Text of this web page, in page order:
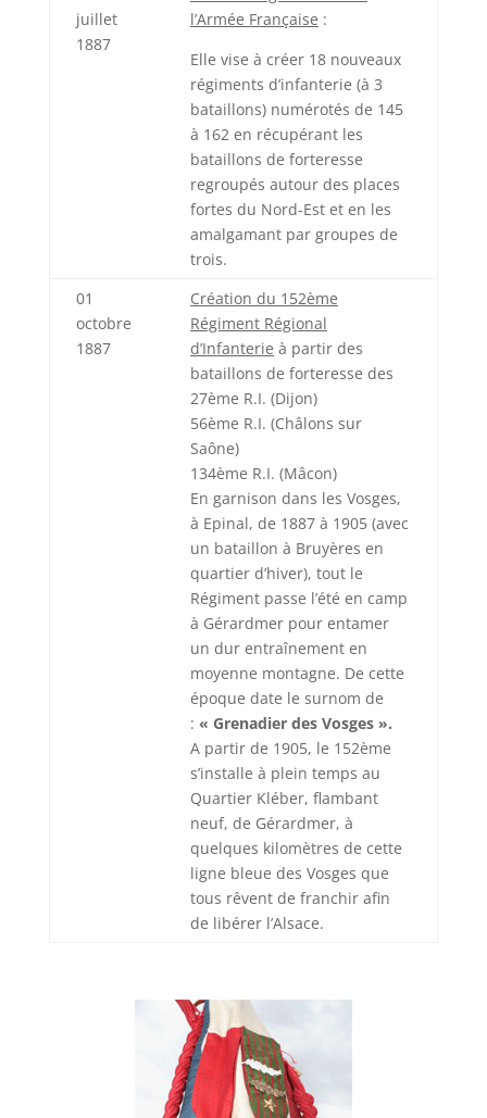
juillet
1887
l’Armée Française :
Elle vise à créer 18 nouveaux
régiments d’infanterie (à 3
bataillons) numérotés de 145
à 162 en récupérant les
bataillons de forteresse
regroupés autour des places
fortes du Nord-Est et en les
amalgamant par groupes de
trois.
01
octobre
1887
Création du 152ème
Régiment Régional
d’Infanterie à partir des
bataillons de forteresse des
27ème R.I. (Dijon)
56ème R.I. (Châlons sur
Saône)
134ème R.I. (Mâcon)
En garnison dans les Vosges,
à Epinal, de 1887 à 1905 (avec
un bataillon à Bruyères en
quartier d’hiver), tout le
Régiment passe l’été en camp
à Gérardmer pour entamer
un dur entraînement en
moyenne montagne. De cette
époque date le surnom de
: « Grenadier des Vosges ».
A partir de 1905, le 152ème
s’installe à plein temps au
Quartier Kléber, flambant
neuf, de Gérardmer, à
quelques kilomètres de cette
ligne bleue des Vosges que
tous rêvent de franchir afin
de libérer l’Alsace.